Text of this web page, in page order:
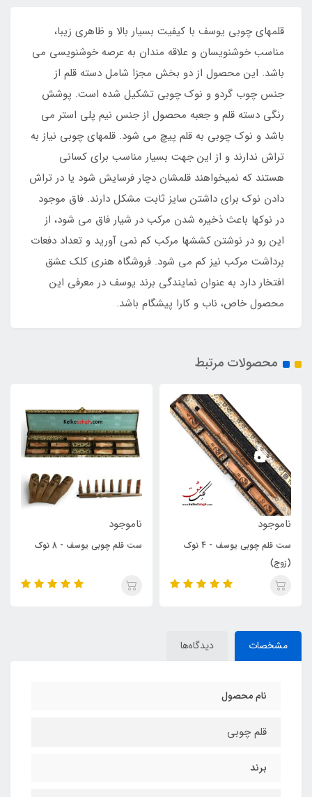
قلمهای چوبی یوسف با کیفیت بسیار بالا و ظاهری زیبا،
مناسب خوشنویسان و علاقه مندان به عرصه خوشنویسی می
باشد. این محصول از دو بخش مجزا شامل دسته قلم از
جنس چوب گردو و نوک چوبی تشکیل شده است. پوشش
رنگی دسته قلم و جعبه محصول از جنس نیم پلی استر می
باشد و نوک چوبی به قلم پیچ می شود. قلمهای چوبی نیاز به
تراش ندارند و از این جهت بسیار مناسب برای کسانی
هستند که نمیخواهند قلمشان دچار فرسایش شود یا در تراش
دادن نوک برای داشتن سایز ثابت مشکل دارند. فاق موجود
در نوکها باعث ذخیره شدن مرکب در شیار فاق می شود، از
این رو در نوشتن کششها مرکب کم نمی آورید و تعداد دفعات
برداشت مرکب نیز کم می شود. فروشگاه هنری کلک عشق
افتخار دارد به عنوان نمایندگی برند یوسف در معرفی این
محصول خاص، ناب و کارا پیشگام باشد.
محصولات مرتبط
ست قلم چوبی یوسف - 8 نوک
ست قلم چوبی بدون فاق
مشخصات دیدگاه‌ها
نام محصول
قلم چوبی
برند